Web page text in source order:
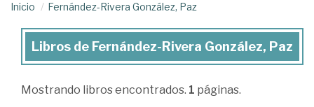
Inicio Fernández-Rivera González, Paz
Libros
Fernández-
Libros de Fernández-Rivera González, Paz
Mostrando libros encontrados. 1 páginas.